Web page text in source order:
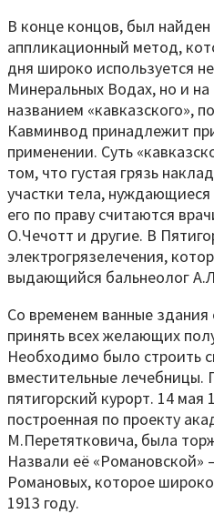
В конце концов, был
аппликационный метод,
дня широко используется
Минеральных Водах, но и на
названием «кавказского»,
Кавминвод принадлежит
применении. Суть
том, что густая грязь
участки тела,
его по праву считаются
О.Чечотт и другие. В
электрогрязелечения,
выдающийся бальнеолог
Со временем ванные здания
принять всех желающих
Необходимо было строить
вместительные лечебницы.
пятигорский курорт. 14 мая
построенная по проекту
М.Перетятковича, была
Назвали её «Романовской»
Романовых, которое
1913 году.